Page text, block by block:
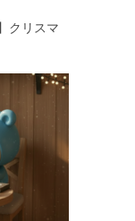
クリスマ